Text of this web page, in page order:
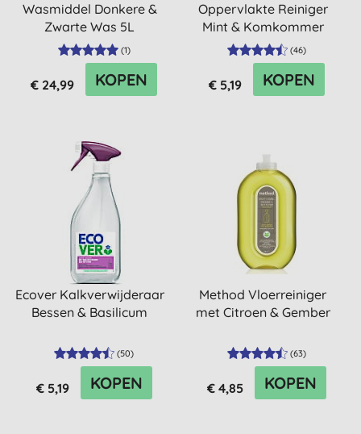
Wasmiddel Donkere &
Zwarte Was 5L
(1)
€ 24,99 KOPEN
Oppervlakte Reiniger
Mint & Komkommer
(46)
€ 5,19 KOPEN
Ecover Kalkverwijderaar
Bessen & Basilicum
(50)
€ 5,19 KOPEN
Method Vloerreiniger
met Citroen & Gember
(63)
€ 4,85 KOPEN